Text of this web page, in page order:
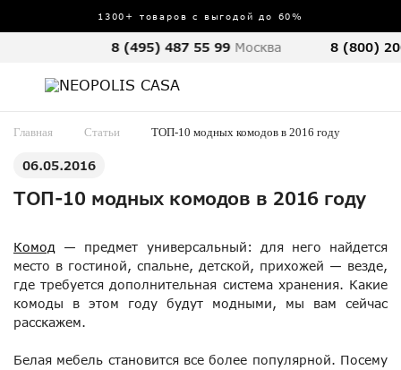
1300+ товаров с выгодой до 60%
8 (495) 487 55 99 Москва 8 (800)
Главная Статьи ТОП-10 модных комодов в 2016 году
06.05.2016
ТОП-10 модных комодов в 2016 году
Комод — предмет универсальный: для него найдется
место в гостиной, спальне, детской, прихожей — везде,
где требуется дополнительная система хранения. Какие
комоды в этом году будут модными, мы вам сейчас
расскажем.
Белая мебель становится все более популярной. Посему